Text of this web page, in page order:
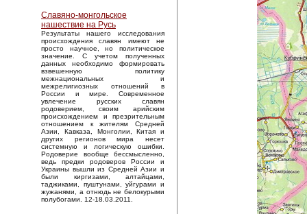
Славяно-монгольское
нашествие на Русь
Результаты нашего исследования
происхождения славян имеют не
просто научное, но политическое
значение. С учетом полученных
данных необходимо формировать
взвешенную политику
межнациональных и
межрелигиозных отношений в
России и мире. Современное
увлечение русских славян
родоверием, своим арийским
происхождением и презрительным
отношением к жителям Средней
Азии, Кавказа, Монголии, Китая и
других регионов мира несет
системную и логическую ошибки.
Родоверие вообще бессмысленно,
ведь предки родоверов России и
Украины вышли из Средней Азии и
были киргизами, алтайцами,
таджиками, пуштунами, уйгурами и
жужанями, а отнюдь не белокурыми
полубогами. 12-18.03.2011.